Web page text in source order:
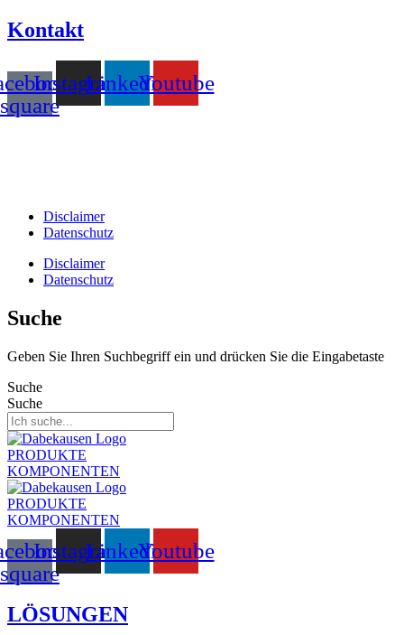
Kontakt
square
InstagramLinkedinYoutube
Disclaimer
Datenschutz
Disclaimer
Datenschutz
Suche
Geben Sie Ihren Suchbegriff ein und drücken Sie die Eingabetaste
Suche
Suche
PRODUKTE
KOMPONENTEN
PRODUKTE
KOMPONENTEN
square
InstagramLinkedinYoutube
LÖSUNGEN